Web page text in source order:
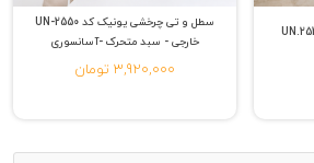
سطل و تی چرخشی یونیک کد UN-2550
خارجی - سبد متحرک -آسانسوری
3,920,000 تومان